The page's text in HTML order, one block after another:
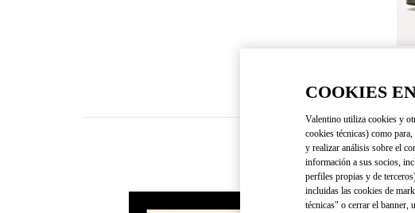
COOKIES
Valentino utiliza cookies y
cookies técnicas) como
y realizar análisis sobre el
información a sus socios,
perfiles propias y de
incluidas las cookies de
técnicas" o cerrar el banner,